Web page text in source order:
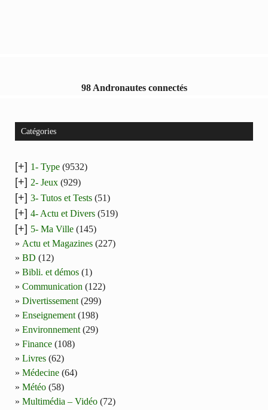
98 Andronautes connectés
Catégories
[+] 1- Type (9532)
[+] 2- Jeux (929)
[+] 3- Tutos et Tests (51)
[+] 4- Actu et Divers (519)
[+] 5- Ma Ville (145)
Actu et Magazines (227)
BD (12)
Bibli. et démos (1)
Communication (122)
Divertissement (299)
Enseignement (198)
Environnement (29)
Finance (108)
Livres (62)
Médecine (64)
Météo (58)
Multimédia – Vidéo (72)